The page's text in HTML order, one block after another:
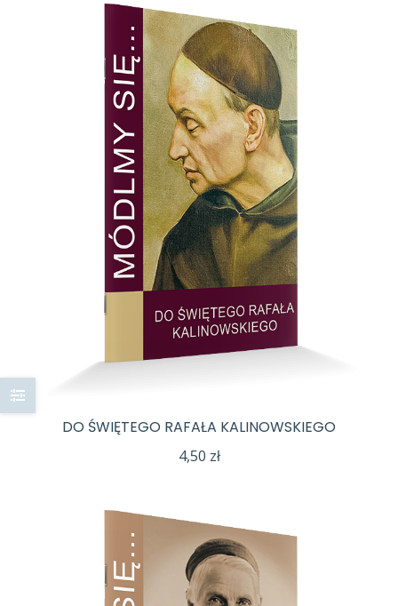
DO ŚWIĘTEGO RAFAŁA KALINOWSKIEGO
4,50 zł